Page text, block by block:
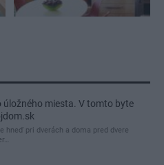
úložného miesta. V tomto byte
hneď pri dverách a doma pred dvere